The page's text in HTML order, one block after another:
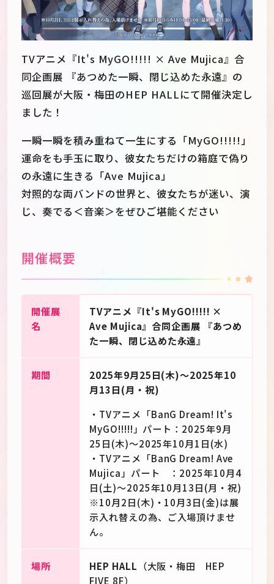
TVアニメ『It's MyGO!!!!! × Ave Mujica』合
同企画展 『あつめた一瞬、閉じ込めた永遠』の
巡回展が大阪・梅田のHEP HALLにて開催決定し
ました！
一瞬一瞬を積み重ねて一生にする「MyGO!!!!!」
運命をも手玉に取り、彼女たちだけの箱庭で偽り
の永遠に生きる「Ave Mujica」
対照的な両バンドの世界と、彼女たちが迷い、演
じ、奏でる＜音楽＞をぜひご堪能ください
開催概要
開催展
名
TVアニメ『It's MyGO!!!!! ×
Ave Mujica』合同企画展 『あつめ
た一瞬、閉じ込めた永遠』
期間
2025年9月25日(木)～2025年10
月13日(月・祝)
・TVアニメ「BanG Dream! It's
MyGO!!!!!」パート：2025年9月
25日(木)～2025年10月1日(水)
・TVアニメ「BanG Dream! Ave
Mujica」パート ：2025年10月4
日(土)～2025年10月13日(月・祝)
※10月2日(木)・10月3日(金)は展
示入れ替えの為、ご入場頂けませ
ん。
場所 HEP HALL （大阪・梅田 HEP
FIVE 8F）